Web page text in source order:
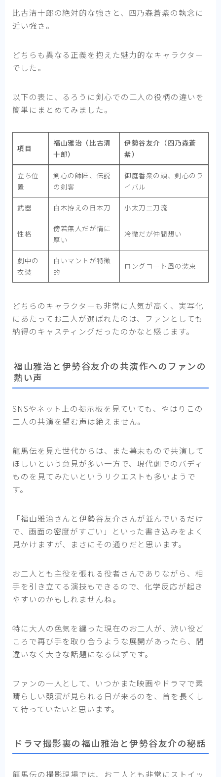
比古清十郎の絶対的な強さと、四乃森蒼紫の執念に
近い強さ。
どちらも異なる正義を抱えた魅力的なキャラクター
でした。
以下の表に、るろうに剣心での二人の役柄の違いを
簡単にまとめてみました。
項目
福山雅治（比古清
十郎）
伊勢谷友介（四乃森蒼
紫）
立ち位
置
剣心の師匠、伝説
の剣客
御庭番衆の頭、剣心のラ
イバル
武器 白木拵えの日本刀 小太刀二刀流
性格
傍若無人だが情に
厚い
冷徹だが仲間想い
劇中の
衣装
白いマントが特徴
的
ロングコート風の装束
どちらのキャラクターも非常に人気が高く、実写化
にあたってお二人が選ばれたのは、ファンとしても
納得のキャスティングだったのかなと感じます。
福山雅治と伊勢谷友介の共演作へのファンの
熱い声
SNSやネット上の掲示板を見ていても、やはりこの
二人の共演を望む声は絶えません。
龍馬伝を見た世代からは、また幕末もので共演して
ほしいという意見が多い一方で、現代劇でのバディ
ものを見てみたいというリクエストも多いようで
す。
「福山雅治さんと伊勢谷友介さんが並んでいるだけ
で、画面の密度がすごい」といった書き込みをよく
見かけますが、まさにその通りだと思います。
お二人とも主役を張れる役者さんでありながら、相
手を引き立てる演技もできるので、化学反応が起き
やすいのかもしれませんね。
特に大人の色気を纏った現在のお二人が、渋い役ど
ころで再び手を取り合うような展開があったら、間
違いなく大きな話題になるはずです。
ファンの一人として、いつかまた映画やドラマで素
晴らしい競演が見られる日が来るのを、首を長くし
て待っていたいと思います。
ドラマ撮影裏の福山雅治と伊勢谷友介の秘話
龍馬伝の撮影現場では、お二人とも非常にストイッ